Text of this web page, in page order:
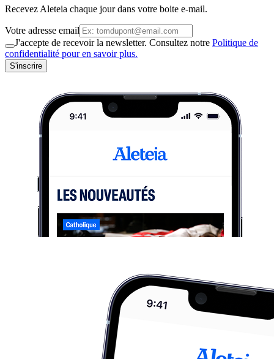
Recevez Aleteia chaque jour dans votre boite e-mail.
Votre adresse email
J'accepte de recevoir la newsletter. Consultez notre Politique de
confidentialité pour en savoir plus.
S'inscrire